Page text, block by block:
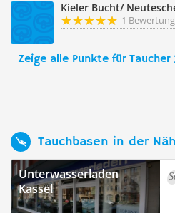
Kieler Bucht/
1
Zeige alle Punkte für Taucher
Tauchbasen in der
Unterwasserladen
Kassel